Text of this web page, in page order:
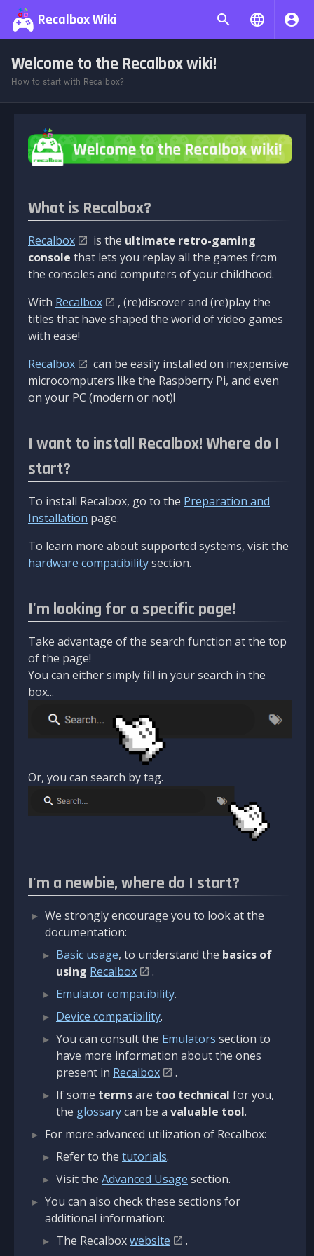
Recalbox Wiki
Welcome to the Recalbox wiki!
How to start with Recalbox?
What is Recalbox?
Recalbox is the ultimate retro-gaming
console that lets you replay all the games from
the consoles and computers of your childhood.
With Recalbox
, (re)discover and (re)play the
titles that have shaped the world of video games
with ease!
Recalbox
can be easily installed on inexpensive
microcomputers like the Raspberry Pi, and even
on your PC (modern or not)!
I want to install Recalbox! Where do I
start?
To install Recalbox, go to the Preparation and
Installation page.
To learn more about supported systems, visit the
hardware compatibilitysection.
I'm looking for a specific page!
Take advantage of the search function at the top
of the page!
You can either simply fill in your search in the
box...
Or, you can search by tag.
I'm a newbie, where do I start?
We strongly encourage you to look at the
documentation:
Basic usage, to understand the basics of
using Recalbox
.
Emulator compatibility.
Device compatibility.
You can consult the Emulators section to
have more information about the ones
present in Recalbox
.
If some termsare too technical for you,
the glossarycan be a valuable tool.
For more advanced utilization of Recalbox:
Refer to the tutorials.
Visit the Advanced Usage section.
You can also check these sections for
additional information:
The Recalboxwebsite
.